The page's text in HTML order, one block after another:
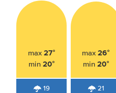
max 27°
min 20°
19
max26°
min 20°
21